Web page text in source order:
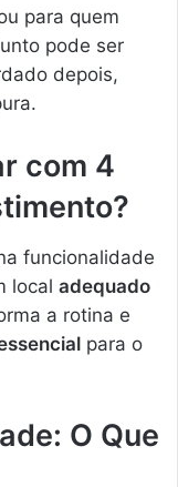
para quem
pode ser
depois,
com 4
funcionalidade
local adequado
a rotina e
para o
O Que